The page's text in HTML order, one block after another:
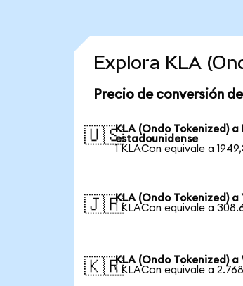
Explora KLA
Precio de conversión
🇺🇸KLA (Ondo Tokenized) a
estadounidense
1 KLACon equivale a
🇯🇵KLA (Ondo Tokenized) a
1 KLACon equivale a
🇰🇷KLA (Ondo Tokenized) a
1 KLACon equivale a